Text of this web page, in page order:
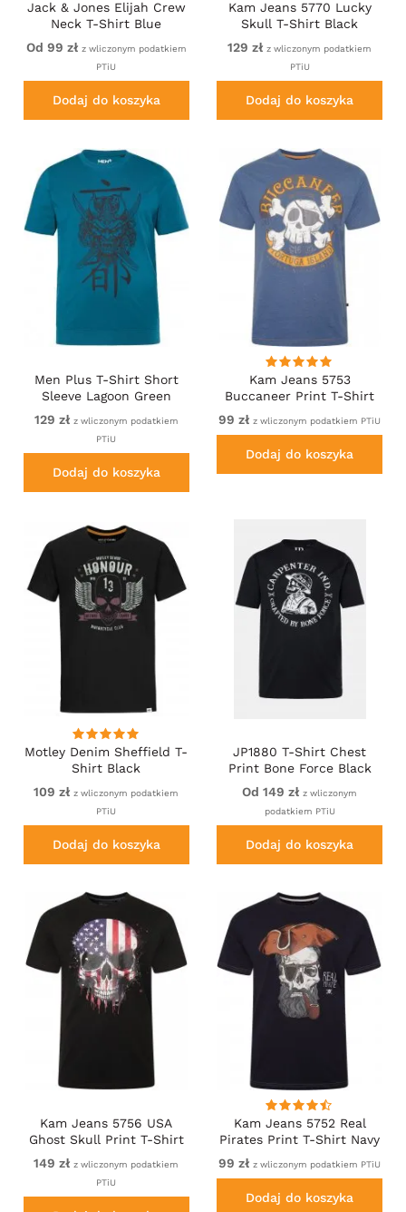
Jack & Jones Elijah Crew
Neck T-Shirt Blue
Od 99 zł z wliczonym podatkiem
PTiU
Dodaj do koszyka
Kam Jeans 5770 Lucky
Skull T-Shirt Black
129 zł z wliczonym podatkiem
PTiU
Dodaj do koszyka
Men Plus T-Shirt Short
Sleeve Lagoon Green
129 zł z wliczonym podatkiem
PTiU
Dodaj do koszyka
Kam Jeans 5753
Buccaneer Print T-Shirt
99 zł z wliczonym podatkiem PTiU
Dodaj do koszyka
Motley Denim Sheffield T-
Shirt Black
109 zł z wliczonym podatkiem
PTiU
Dodaj do koszyka
JP1880 T-Shirt Chest
Print Bone Force Black
Od 149 zł z wliczonym
podatkiem PTiU
Dodaj do koszyka
Kam Jeans 5756 USA
Ghost Skull Print T-Shirt
149 zł z wliczonym podatkiem
PTiU
Kam Jeans 5752 Real
Pirates Print T-Shirt Navy
99 zł z wliczonym podatkiem PTiU
Dodaj do koszyka